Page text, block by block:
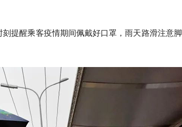
提醒乘客疫情期间佩戴好口罩，雨天路滑注意